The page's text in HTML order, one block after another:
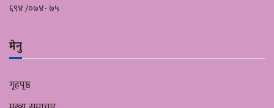
६९४ /०७४- ७५
मेनु
गृहपृष्ठ